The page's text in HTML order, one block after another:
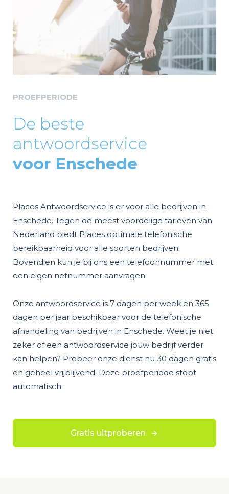
PROEFPERIODE
De beste
antwoordservice
voor Enschede
Places Antwoordservice is er voor alle bedrijven in
Enschede. Tegen de meest voordelige tarieven van
Nederland biedt Places optimale telefonische
bereikbaarheid voor alle soorten bedrijven.
Bovendien kun je bij ons een telefoonnummer met
een eigen netnummer aanvragen.
Onze antwoordservice is 7 dagen per week en 365
dagen per jaar beschikbaar voor de telefonische
afhandeling van bedrijven in Enschede. Weet je niet
zeker of een antwoordservice jouw bedrijf verder
kan helpen? Probeer onze dienst nu 30 dagen gratis
en geheel vrijblijvend. Deze proefperiode stopt
automatisch.
Gratis uitproberen